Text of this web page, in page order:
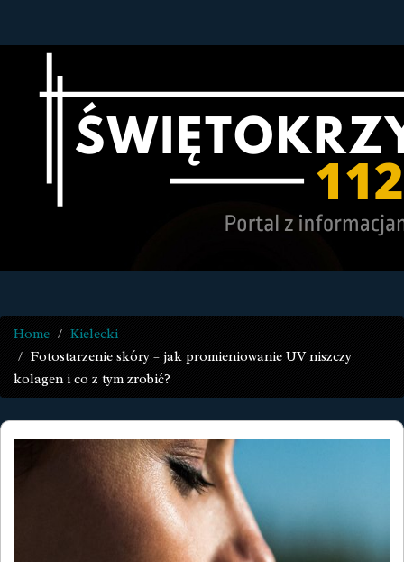
Home
Kielecki
Fotostarzenie skóry – jak promieniowanie UV niszczy
kolagen i co z tym zrobić?